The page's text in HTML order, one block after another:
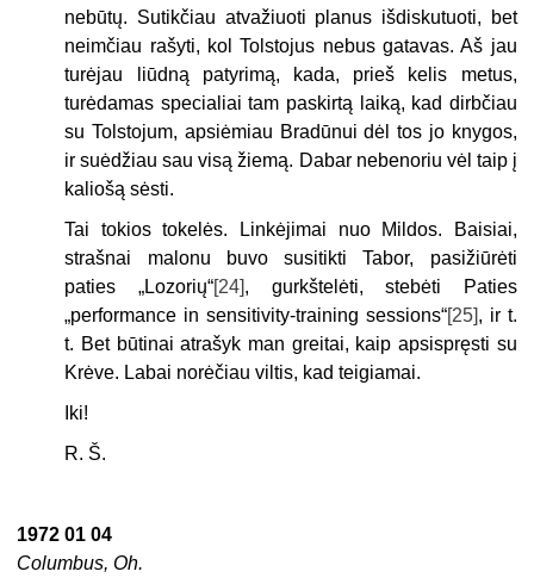
nebūtų. Sutikčiau atvažiuoti planus išdiskutuoti, bet
neimčiau rašyti, kol Tolstojus nebus gatavas. Aš jau
turėjau liūdną patyrimą, kada, prieš kelis metus,
turėdamas specialiai tam paskirtą laiką, kad dirbčiau
su Tolstojum, apsiėmiau Bradūnui dėl tos jo knygos,
ir suėdžiau sau visą žiemą. Dabar nebenoriu vėl taip į
kaliošą sėsti.
Tai tokios tokelės. Linkėjimai nuo Mildos. Baisiai,
strašnai malonu buvo susitikti Tabor, pasižiūrėti
paties „Lozorių“[24], gurkštelėti, stebėti Paties
„performance in sensitivity-training sessions“[25], ir t.
t. Bet būtinai atrašyk man greitai, kaip apsispręsti su
Krėve. Labai norėčiau viltis, kad teigiamai.
Iki!
R. Š.
1972 01 04
Columbus, Oh.